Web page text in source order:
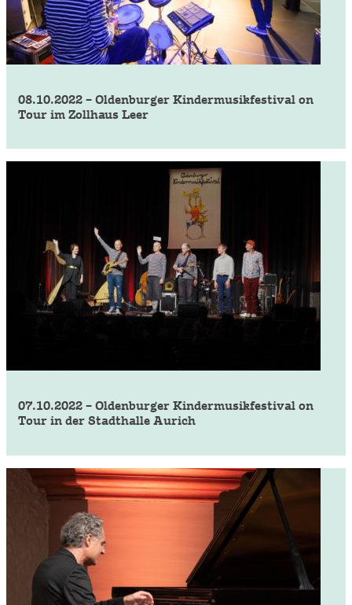
08.10.2022 – Oldenburger Kindermusikfestival on
Tour im Zollhaus Leer
07.10.2022 – Oldenburger Kindermusikfestival on
Tour in der Stadthalle Aurich